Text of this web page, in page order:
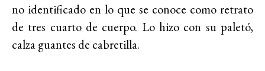
no identificado en lo que se conoce como retrato
de tres cuarto de cuerpo. Lo hizo con su paletó,
calza guantes de cabretilla.